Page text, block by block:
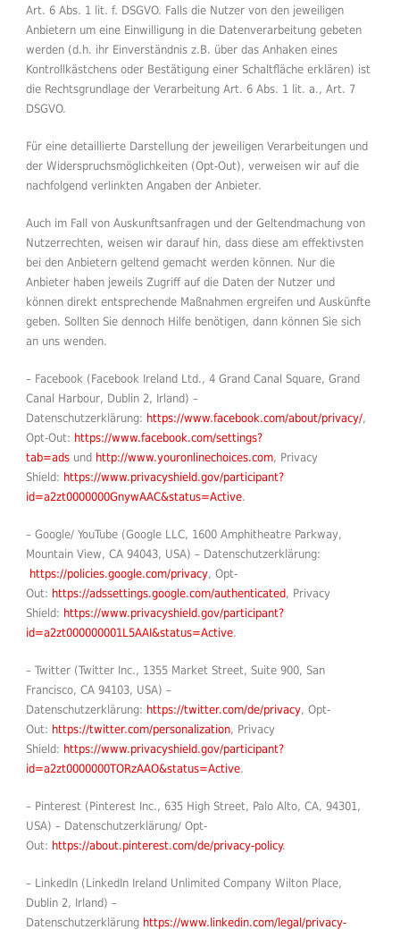
Art. 6 Abs. 1 lit. f. DSGVO. Falls die Nutzer von den jeweiligen
Anbietern um eine Einwilligung in die Datenverarbeitung gebeten
werden (d.h. ihr Einverständnis z.B. über das Anhaken eines
Kontrollkästchens oder Bestätigung einer Schaltfläche erklären) ist
die Rechtsgrundlage der Verarbeitung Art. 6 Abs. 1 lit. a., Art. 7
DSGVO.
Für eine detaillierte Darstellung der jeweiligen Verarbeitungen und
der Widerspruchsmöglichkeiten (Opt-Out), verweisen wir auf die
nachfolgend verlinkten Angaben der Anbieter.
Auch im Fall von Auskunftsanfragen und der Geltendmachung von
Nutzerrechten, weisen wir darauf hin, dass diese am effektivsten
bei den Anbietern geltend gemacht werden können. Nur die
Anbieter haben jeweils Zugriff auf die Daten der Nutzer und
können direkt entsprechende Maßnahmen ergreifen und Auskünfte
geben. Sollten Sie dennoch Hilfe benötigen, dann können Sie sich
an uns wenden.
– Facebook (Facebook Ireland Ltd., 4 Grand Canal Square, Grand
Canal Harbour, Dublin 2, Irland) –
Datenschutzerklärung: https://www.facebook.com/about/privacy/,
Opt-Out: https://www.facebook.com/settings?
tab=ads und http://www.youronlinechoices.com, Privacy
Shield: https://www.privacyshield.gov/participant?
id=a2zt0000000GnywAAC&status=Active.
– Google/ YouTube (Google LLC, 1600 Amphitheatre Parkway,
Mountain View, CA 94043, USA) – Datenschutzerklärung:
https://policies.google.com/privacy, Opt-
Out: https://adssettings.google.com/authenticated, Privacy
Shield: https://www.privacyshield.gov/participant?
id=a2zt000000001L5AAI&status=Active.
– Twitter (Twitter Inc., 1355 Market Street, Suite 900, San
Francisco, CA 94103, USA) –
Datenschutzerklärung: https://twitter.com/de/privacy, Opt-
Out: https://twitter.com/personalization, Privacy
Shield: https://www.privacyshield.gov/participant?
id=a2zt0000000TORzAAO&status=Active.
– Pinterest (Pinterest Inc., 635 High Street, Palo Alto, CA, 94301,
USA) – Datenschutzerklärung/ Opt-
Out: https://about.pinterest.com/de/privacy-policy.
– LinkedIn (LinkedIn Ireland Unlimited Company Wilton Place,
Dublin 2, Irland) –
Datenschutzerklärung https://www.linkedin.com/legal/privacy-